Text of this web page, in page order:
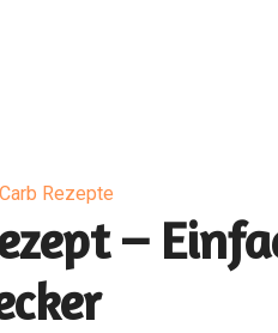
Rezepte
–